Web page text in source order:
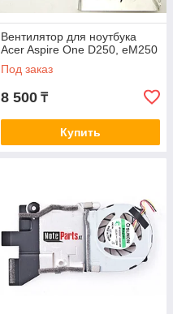
Вентилятор для ноутбука
Acer Aspire One D250, eM250
Под заказ
8 500 ₸
Купить